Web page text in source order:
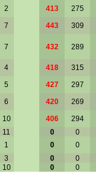
2 413 275
7 443 309
7 432 289
4 418 315
5 427 297
6 420 269
10 406 294
11 0 0
1 0 0
3 0 0
10 0 0